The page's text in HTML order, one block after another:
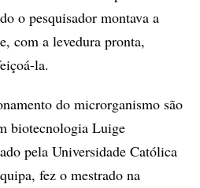
o pesquisador montava a
com a levedura pronta,
la.
do microrganismo são
biotecnologia Luige
pela Universidade Católica
fez o mestrado na